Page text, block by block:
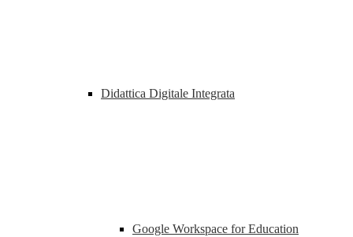
Didattica Digitale Integrata
Google Workspace for Education